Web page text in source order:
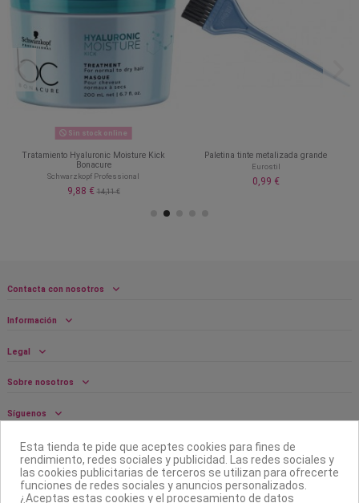
Sin stock online
Tratamiento Hyaluronic Moisture Kick
Bonacure
Schwarzkopf Professional
9,88 €14,11 €
Paletina tinte metalizada grande
Eurostil
0,99 €
Contacta con nosotros
Información
Legal
Sobre nosotros
Síguenos
Boletín
Esta tienda te pide que aceptes cookies para fines de
rendimiento, redes sociales y publicidad. Las redes sociales y
las cookies publicitarias de terceros se utilizan para ofrecerte
funciones de redes sociales y anuncios personalizados.
¿Aceptas estas cookies y el procesamiento de datos